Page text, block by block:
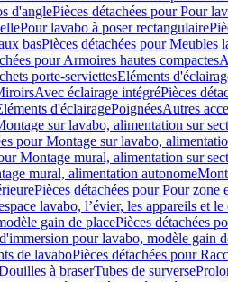
d'anglePièces détachées pour Pour
Pour lavabo à poser rectangulaire
basPièces détachées pour Meubles
pour Armoires hautes compactes
porte-serviettesEléments
Avec éclairage intégréPièces
d'éclairagePoignéesAutres
sur lavabo, alimentation sur
pour Montage sur lavabo,
Montage mural, alimentation sur
mural, alimentation autonome
Pièces détachées pour Pour zone
lavabo, l’évier, les appareils et
gain de placePièces détachées
pour lavabo, modèle gain
de lavaboPièces détachées pour
à braserTubes de surverse